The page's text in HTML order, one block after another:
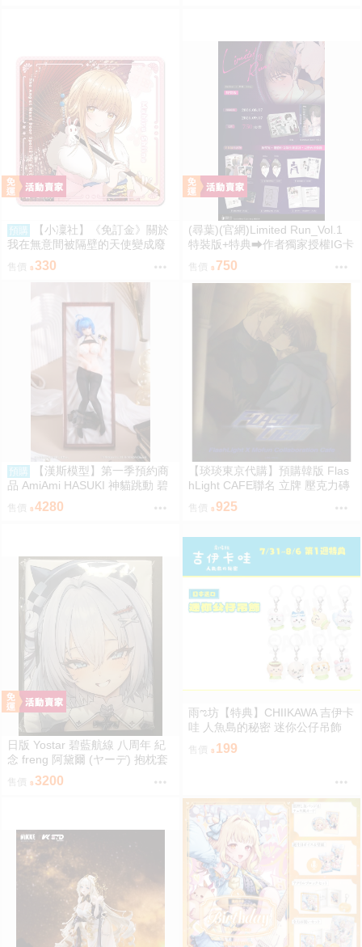
預購
【小凜社】《免訂金》關於
我在無意間被隔壁的天使變成廢
柴這件事2 椎名真晝 新年 萬聖節
紅葉 聖誕節 杯墊
售價 330
(尋葉)(官網)Limited Run_Vol.1
特裝版+特典⮕作者獨家授權IG卡
*1、作者獨家授權透卡*1(9/7預購
結束後將不提供) 26年11月預購
售價 750
預購
【漢斯模型】第一季預約商
品 AmiAmi HASUKI 神貓跳動 碧
藍航線 聖路易斯 抱枕圖原畫 1/6
PVC
售價 4280
【琰琰東京代購】預購韓版 Flas
hLight CAFE聯名 立牌 壓克力磚
小卡 19R 明信片組 插圖卡組 收
藏冊 艾倫 有鎮
售價 925
日版 Yostar 碧藍航線 八周年 紀
念 freng 阿黛爾 (ヤーデ) 抱枕套
售價 3200
雨ಌ坊【特典】CHIIKAWA 吉伊卡
哇 人魚島的秘密 迷你公仔吊飾
（吉伊、小八、烏薩奇、小桃、
栗子、師傅、古本、獅薩）
售價 199